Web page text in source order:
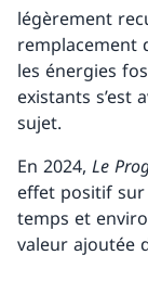
légèrement
remplacement
les énergies
existants s’est
sujet.
En 2024, Le
effet positif sur
temps et
valeur ajoutée